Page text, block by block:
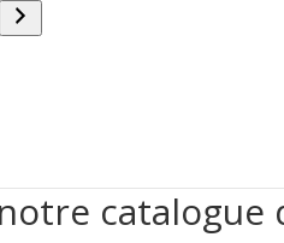
catalogue